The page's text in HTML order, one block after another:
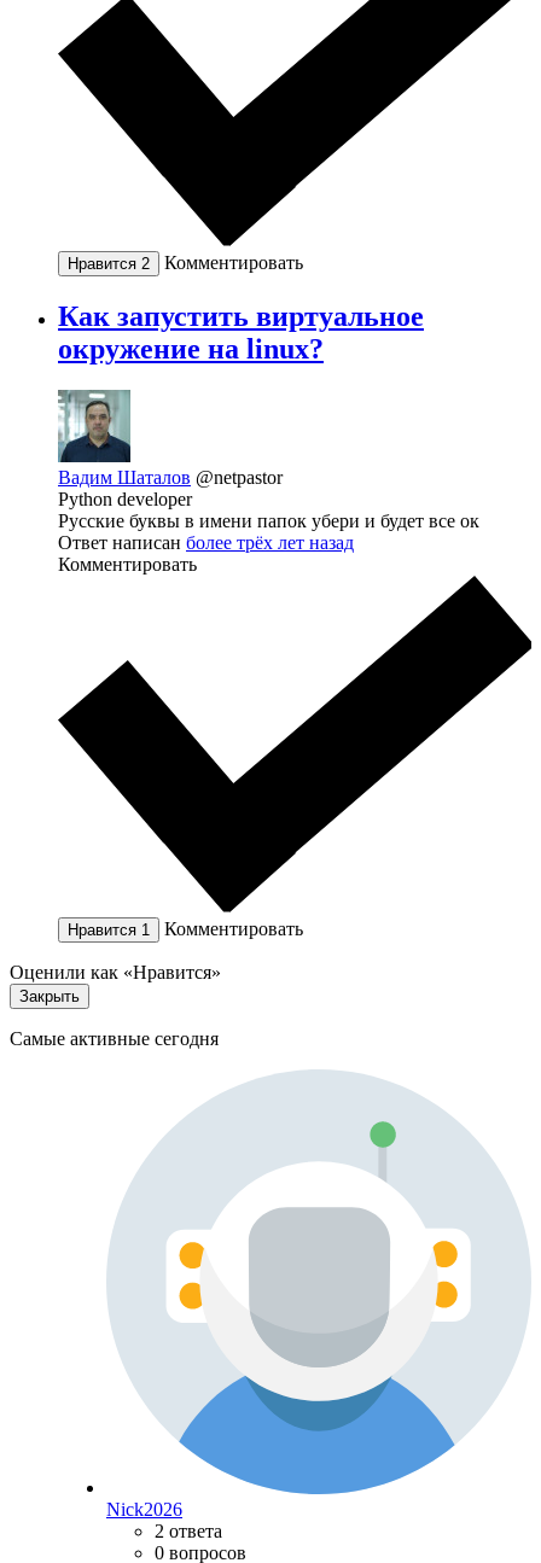
Нравится 2 Комментировать
Как запустить виртуальное
окружение на linux?
Вадим Шаталов @netpastor
Python developer
Русские буквы в имени папок убери и будет все ок
Ответ написан более трёх лет назад
Комментировать
Нравится 1 Комментировать
Оценили как «Нравится»
Закрыть
Самые активные сегодня
Nick2026
2 ответа
0 вопросов